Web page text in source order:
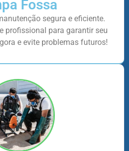
Fossa
segura e eficiente.
profissional para garantir seu
e evite problemas futuros!